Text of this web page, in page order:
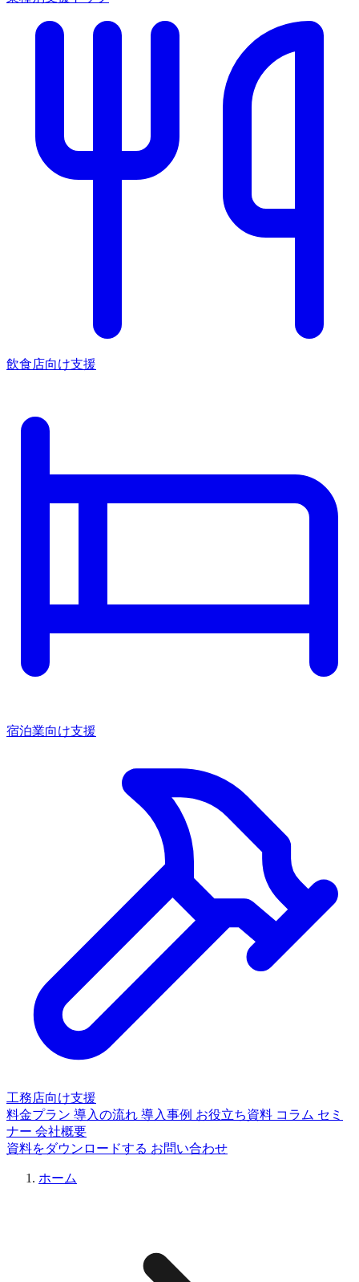
飲食店向け支援
宿泊業向け支援
工務店向け支援
料金プラン 導入の流れ 導入事例 お役立ち資料 コラム セミ
ナー 会社概要
資料をダウンロードする お問い合わせ
ホーム